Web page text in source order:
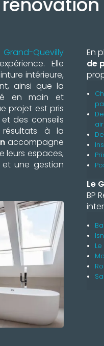
Quevilly
Elle
intérieure,
ainsi que la
en main et
projet est pris
des conseils
résultats à la
accompagne
leurs espaces,
une gestion
En
de
Le
BP